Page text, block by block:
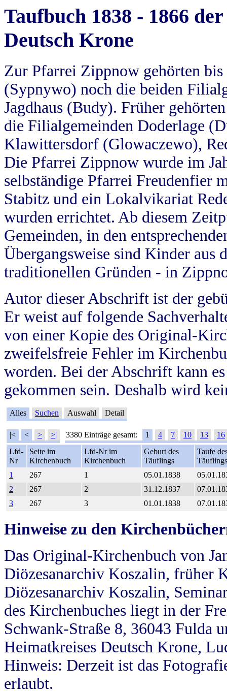
Taufbuch 1838 - 1866
Deutsch Krone
Zur Pfarrei Zippnow gehörten
(Sypnywo) noch die beiden
Jagdhaus (Budy). Früher
die Filialgemeinden Doderlage
Klawittersdorf (Glowaczewo),
Die Pfarrei Zippnow wurde im
selbständige Pfarrei Freudenfier
Stabitz und ein Lokalvikariat
wurden errichtet. Ab diesem
Gemeinden, in den
Übergangsweise sind Kinder aus
traditionellen Gründen - in
Autor dieser Abschrift ist der
Er weist auf folgende
von einer Kopie des Original-
zweifelsfreie Fehler im
worden. Bei der Abschrift kann
gekommen sein. Deshalb wird
Alles Suchen Auswahl Detail
|< < > >| 3380 Einträge gesamt: 1 4 7 10 13
16
Lfd-
Nr
Seite im
Kirchenbuch
Lfd-Nr im
Kirchenbuch
Geburt des
Täuflings
Taufe
Täuflings
1
267 1 05.01.1838
2
267 2 31.12.1837
3
267 3 01.01.1838
Hinweise zu den
Das Original-Kirchenbuch von
Diözesanarchiv Koszalin, früher
Diözesanarchiv Koszalin,
des Kirchenbuches liegt in der
Schwank-Straße 8, 36043 Fulda
Heimatkreises Deutsch Krone,
Hinweis: Derzeit ist das
erlaubt.